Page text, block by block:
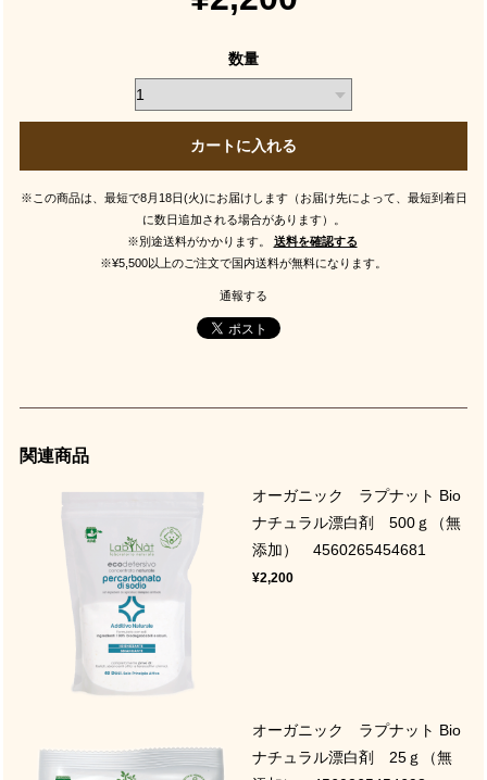
数量
カートに入れる
※この商品は、最短で8月18日(火)にお届けします（お届け先によって、最短到着日
に数日追加される場合があります）。
※別途送料がかかります。
送料を確認する
※¥5,500以上のご注文で国内送料が無料になります。
通報する
関連商品
オーガニック ラプナット Bio
ナチュラル漂白剤 500ｇ（無
添加） 4560265454681
¥2,200
オーガニック ラプナット Bio
ナチュラル漂白剤 25ｇ（無